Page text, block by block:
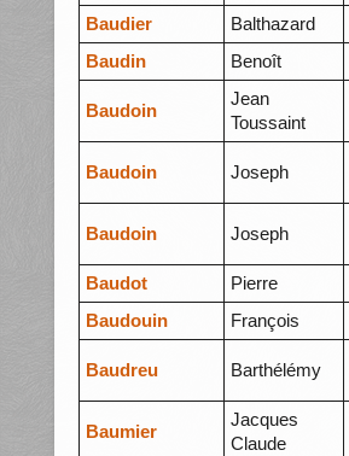
Baudier
Balthazard
Baudin
Benoît
Baudoin
Jean
Toussaint
Baudoin Joseph
Baudoin Joseph
Baudot
Pierre
Baudouin
François
Baudreu Barthélémy
Baumier
Jacques
Claude